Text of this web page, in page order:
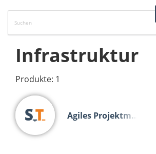
Infrastruktur
Produkte: 1
Agiles Projektm…